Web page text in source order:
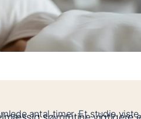
antal timer. Et studie